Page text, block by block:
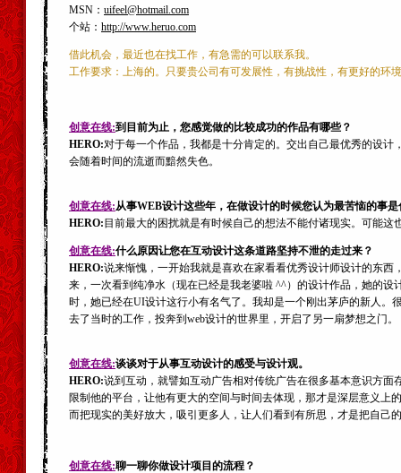
MSN： uifeel@hotmail.com
个站： http://www.heruo.com
借此机会，最近也在找工作，有急需的可以联系我。
工作要求：上海的。只要贵公司有可发展性，有挑战性，有更好的环
创意在线:到目前为止，您感觉做的比较成功的作品有哪些？
HERO:对于每一个作品，我都是十分肯定的。交出自己最优秀的设
会随着时间的流逝而黯然失色。
创意在线:从事WEB设计这些年，在做设计的时候您认为最苦恼的事是
HERO: 目前最大的困扰就是有时候自己的想法不能付诸现实。可能
创意在线:什么原因让您在互动设计这条道路坚持不泄的走过来？
HERO:说来惭愧，一开始我就是喜欢在家看看优秀设计师设计的东
来，一次看到纯净水（现在已经是我老婆啦 ^^）的设计作品，她的
时，她已经在UI设计这行小有名气了。我却是一个刚出茅庐的新人
去了当时的工作，投奔到web设计的世界里，开启了另一扇梦想之门。
创意在线:谈谈对于从事互动设计的感受与设计观。
HERO:说到互动，就譬如互动广告相对传统广告在很多基本意识方
限制他的平台，让他有更大的空间与时间去体现，那才是深层意义
而把现实的美好放大，吸引更多人，让人们看到有所思，才是把自己
创意在线:聊一聊你做设计项目的流程？